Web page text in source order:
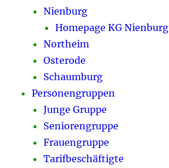
Nienburg
Homepage KG Nienburg
Northeim
Osterode
Schaumburg
Personengruppen
Junge Gruppe
Seniorengruppe
Frauengruppe
Tarifbeschäftigte